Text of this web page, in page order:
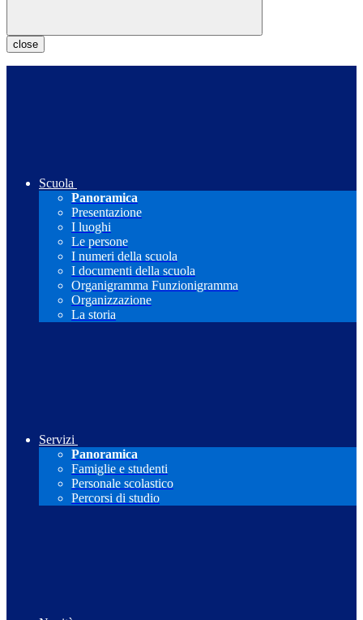
close
Scuola
Panoramica
Presentazione
I luoghi
Le persone
I numeri della scuola
I documenti della scuola
Organigramma Funzionigramma
Organizzazione
La storia
Servizi
Panoramica
Famiglie e studenti
Personale scolastico
Percorsi di studio